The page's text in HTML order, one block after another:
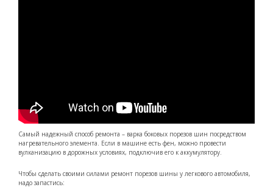
Самый надежный способ ремонта – варка боковых порезов шин посредством
нагревательного элемента. Если в машине есть фен, можно провести
вулканизацию в дорожных условиях, подключив его к аккумулятору.
Чтобы сделать своими силами ремонт порезов шины у легкового автомобиля,
надо запастись: